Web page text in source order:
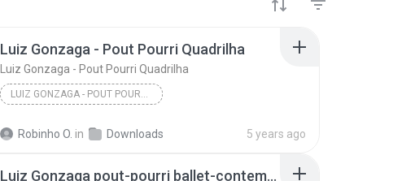
Luiz Gonzaga - Pout Pourri Quadrilha
Luiz Gonzaga - Pout Pourri Quadrilha
LUIZ GONZAGA - POUT POURRI QUADRILHA
Robinho O. in Downloads 5 years ago
Luiz Gonzaga pout-pourri ballet-contemp-forro-samba.wav